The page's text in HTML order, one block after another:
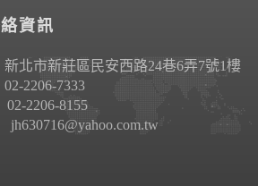
資訊
新北市新莊區民安西路24巷6弄7號1樓
02-2206-7333
02-2206-8155
jh630716@yahoo.com.tw